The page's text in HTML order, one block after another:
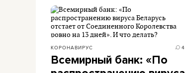
КОРОНАВИРУС 4
Всемирный банк: «По